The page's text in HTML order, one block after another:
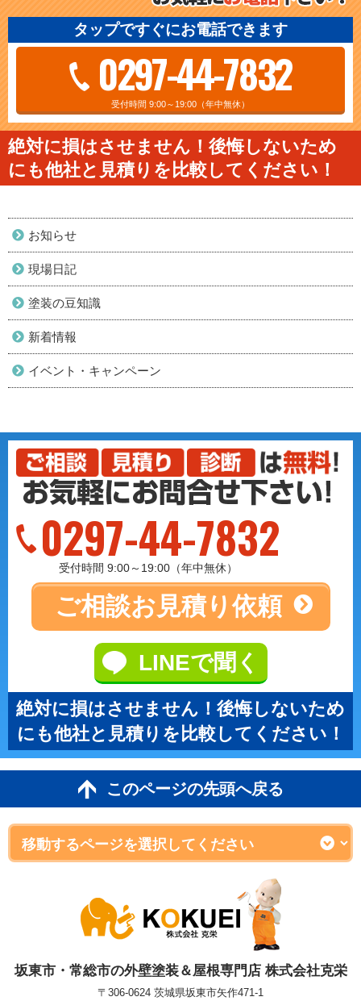
タップですぐにお電話できます
0297-44-7832
受付時間 9:00～19:00（年中無休）
絶対に損はさせません！後悔しないため
にも他社と見積りを比較してください！
お知らせ
現場日記
塗装の豆知識
新着情報
イベント・キャンペーン
0297-44-7832
受付時間 9:00～19:00（年中無休）
ご相談お見積り依頼
LINEで聞く
絶対に損はさせません！後悔しないため
にも他社と見積りを比較してください！
このページの先頭へ戻る
坂東市・常総市の外壁塗装＆屋根専門店 株式会社克栄
〒306-0624 茨城県坂東市矢作471-1